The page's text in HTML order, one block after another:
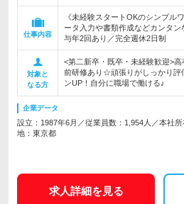
仕事内容
《未経験スタートOKのシンプル
ータ入力や書類作成などカンタ
与年2回あり／完全週休2日制
対象と
なる方
<第二新卒・既卒・未経験歓迎>
前研修あり☆頑張りがしっかり評
ンUP！自分に職場で働ける♪
企業データ
設立：1987年6月／従業員数：1,954人／本社所
地：東京都
求人詳細を見る